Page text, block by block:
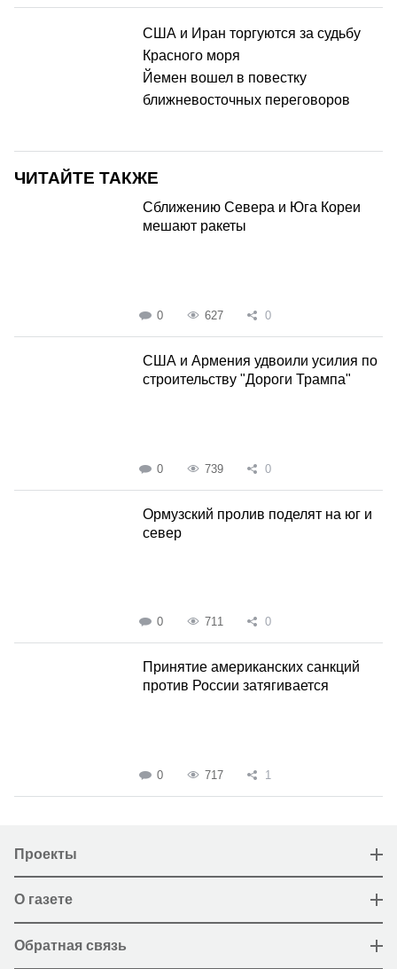
США и Иран торгуются за судьбу
Красного моря
Йемен вошел в повестку
ближневосточных переговоров
ЧИТАЙТЕ ТАКЖЕ
Сближению Севера и Юга Кореи
мешают ракеты
0 627 0
США и Армения удвоили усилия по
строительству "Дороги Трампа"
0 739 0
Ормузский пролив поделят на юг и
север
0 711 0
Принятие американских санкций
против России затягивается
0 717 1
Проекты
О газете
Обратная связь